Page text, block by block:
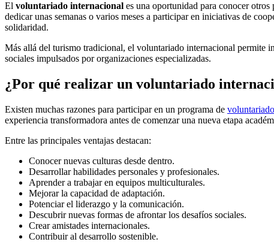
El voluntariado internacional es una oportunidad para conocer
dedicar unas semanas o varios meses a participar en iniciativas de
solidaridad.
Más allá del turismo tradicional, el voluntariado internacional permite
sociales impulsados por organizaciones especializadas.
¿Por qué realizar un voluntariado
Existen muchas razones para participar en un programa de
experiencia transformadora antes de comenzar una nueva etapa
Entre las principales ventajas destacan:
Conocer nuevas culturas desde dentro.
Desarrollar habilidades personales y profesionales.
Aprender a trabajar en equipos multiculturales.
Mejorar la capacidad de adaptación.
Potenciar el liderazgo y la comunicación.
Descubrir nuevas formas de afrontar los desafíos sociales.
Crear amistades internacionales.
Contribuir al desarrollo sostenible.